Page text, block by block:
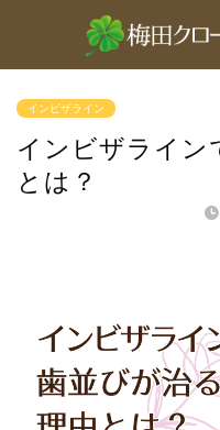
インビザライン
インビザライン
とは？